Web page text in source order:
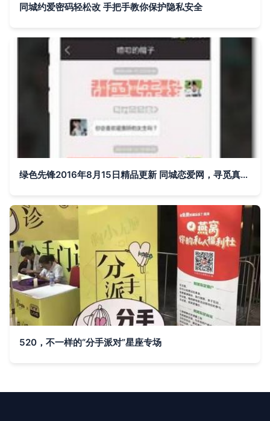
同城约爱密码轻松改 手把手教你保护隐私安全
绿色先锋2016年8月15日精品更新 同城恋爱网，寻觅真爱新起点
520，不一样的“分手派对”星座专场